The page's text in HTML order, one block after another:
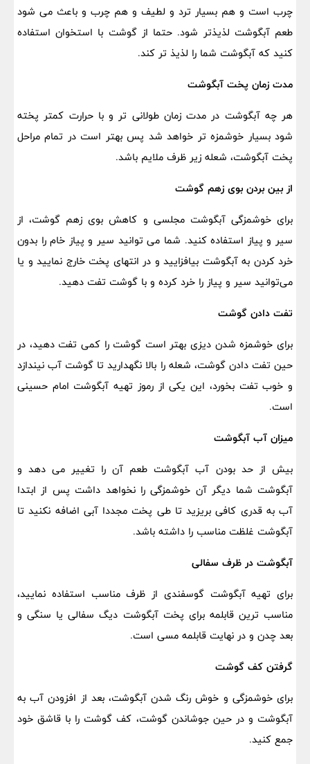
چرب است و هم بسیار ترد و لطیف و هم چرب و باعث می شود
طعم آبگوشت لذیذتر شود. حتما از گوشت با استخوان استفاده
کنید که آبگوشت شما را لذیذ تر کند.
مدت زمان پخت آبگوشت
هر چه آبگوشت در مدت زمان طولانی تر و با حرارت کمتر پخته
شود بسیار خوشمزه تر خواهد شد پس بهتر است در تمام مراحل
پخت آبگوشت، شعله زیر ظرف ملایم باشد.
از بین بردن بوی زهم گوشت
برای خوشمزگی آبگوشت مجلسی و کاهش بوی زهم گوشت، از
سیر و پیاز استفاده کنید. شما می توانید سیر و پیاز خام را بدون
خرد کردن به آبگوشت بیافزایید و در انتهای پخت خارج نمایید و یا
می‌توانید سیر و پیاز را خرد کرده و با گوشت تفت دهید.
تفت دادن گوشت
برای خوشمزه شدن دیزی بهتر است گوشت را کمی تفت دهید، در
حین تفت دادن گوشت، شعله را بالا نگهدارید تا گوشت آب نیندازد
و خوب تفت بخورد، این یکی از رموز تهیه آبگوشت امام حسینی
است.
میزان آب آبگوشت
بیش از حد بودن آب آبگوشت طعم آن را تغییر می دهد و
آبگوشت شما دیگر آن خوشمزگی را نخواهد داشت پس از ابتدا
آب به قدری کافی بریزید تا طی پخت مجددا آبی اضافه نکنید تا
آبگوشت غلظت مناسب را داشته باشد.
آبگوشت در ظرف سفالی
برای تهیه آبگوشت گوسفندی از ظرف مناسب استفاده نمایید،
مناسب ترین قابلمه برای پخت آبگوشت دیگ سفالی یا سنگی و
بعد چدن و در نهایت قابلمه مسی است.
گرفتن کف گوشت
برای خوشمزگی و خوش رنگ شدن آبگوشت، بعد از افزودن آب به
آبگوشت و در حین جوشاندن گوشت، کف گوشت را با قاشق خود
جمع کنید.